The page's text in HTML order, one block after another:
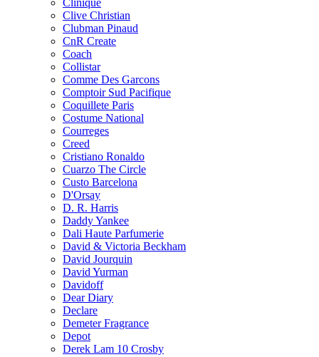
Clinique
Clive Christian
Clubman Pinaud
CnR Create
Coach
Collistar
Comme Des Garcons
Comptoir Sud Pacifique
Coquillete Paris
Costume National
Courreges
Creed
Cristiano Ronaldo
Cuarzo The Circle
Custo Barcelona
D'Orsay
D. R. Harris
Daddy Yankee
Dali Haute Parfumerie
David & Victoria Beckham
David Jourquin
David Yurman
Davidoff
Dear Diary
Declare
Demeter Fragrance
Depot
Derek Lam 10 Crosby